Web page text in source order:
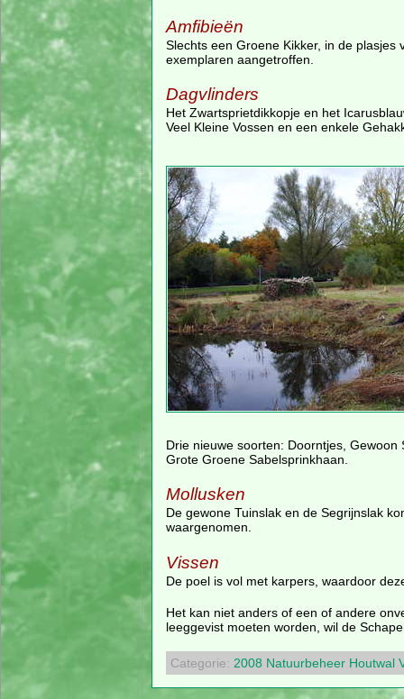
Amfibieën
Slechts een Groene Kikker, in de
exemplaren aangetroffen.
Dagvlinders
Het Zwartsprietdikkopje en het
Veel Kleine Vossen en een enkele
Drie nieuwe soorten: Doorntjes,
Grote Groene Sabelsprinkhaan.
Mollusken
De gewone Tuinslak en de Segrijnslak
waargenomen.
Vissen
De poel is vol met karpers, waardoor
Het kan niet anders of een of andere
leeggevist moeten worden, wil de
Categorie: 2008 Natuurbeheer Houtwal